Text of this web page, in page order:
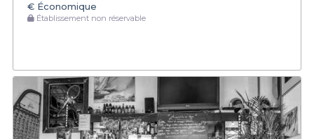
€ Économique
Établissement non réservable